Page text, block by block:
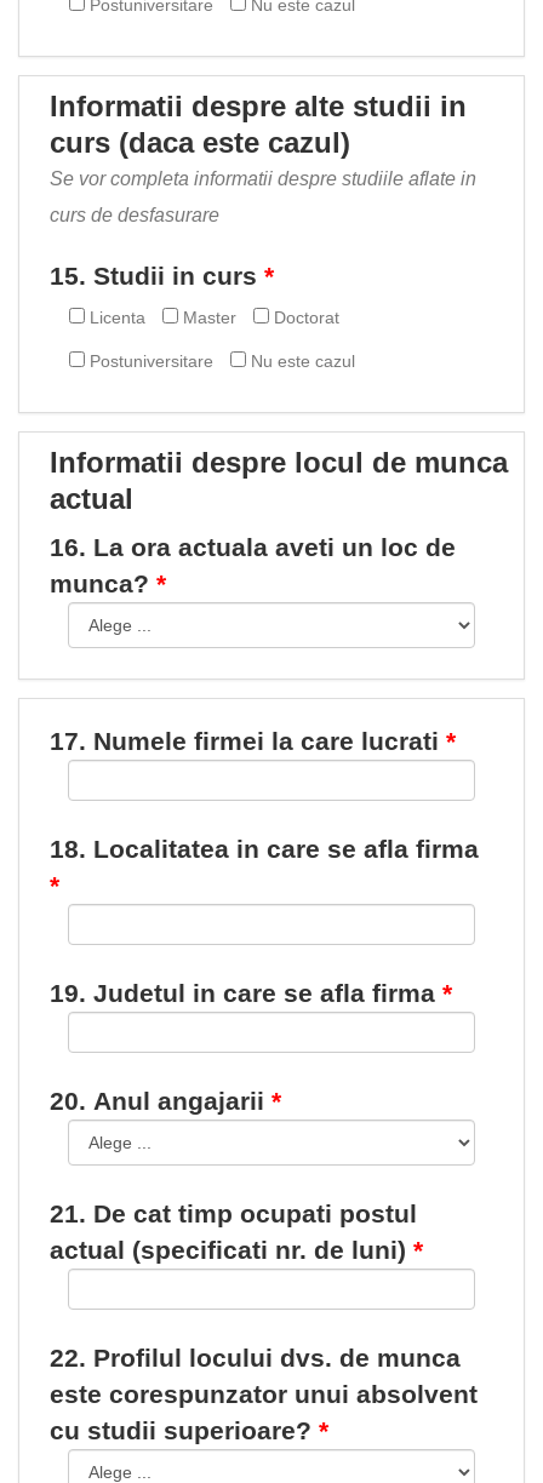
Postuniversitare Nu este cazul
Informatii despre alte studii in
curs (daca este cazul)
Se vor completa informatii despre studiile aflate in
curs de desfasurare
15. Studii in curs
Licenta Master Doctorat
Postuniversitare Nu este cazul
Informatii despre locul de munca
actual
16. La ora actuala aveti un loc de
munca?
17. Numele firmei la care lucrati
18. Localitatea in care se afla firma
19. Judetul in care se afla firma
20. Anul angajarii
21. De cat timp ocupati postul
actual (specificati nr. de luni)
22. Profilul locului dvs. de munca
este corespunzator unui absolvent
cu studii superioare?